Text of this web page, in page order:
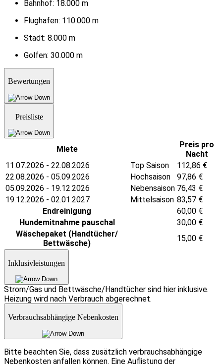
Bahnhof: 18.000 m
Flughafen: 110.000 m
Stadt: 8.000 m
Golfen: 30.000 m
Bewertungen
Preisliste
Miete
Preis pro
Nacht
11.07.2026 - 22.08.2026
Top Saison 112,86 €
22.08.2026 - 05.09.2026
Hochsaison 97,86 €
05.09.2026 - 19.12.2026
Nebensaison 76,43 €
19.12.2026 - 02.01.2027
Mittelsaison 83,57 €
Endreinigung
60,00 €
Hundemitnahme pauschal
30,00 €
Wäschepaket (Handtücher/
Bettwäsche)
15,00 €
Inklusivleistungen
Strom/Gas und Bettwäsche/Handtücher sind hier inklusive.
Heizung wird nach Verbrauch abgerechnet.
Verbrauchsabhängige Nebenkosten
Bitte beachten Sie, dass zusätzlich verbrauchsabhängige
Nebenkosten anfallen können. Eine Auflistung der